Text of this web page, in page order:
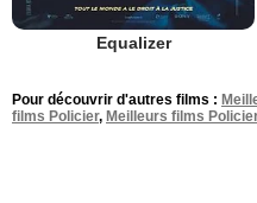
Equalizer
Pour découvrir d'autres films :
films Policier, Meilleurs films